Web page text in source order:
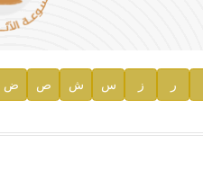
ر ز س ش ص ض